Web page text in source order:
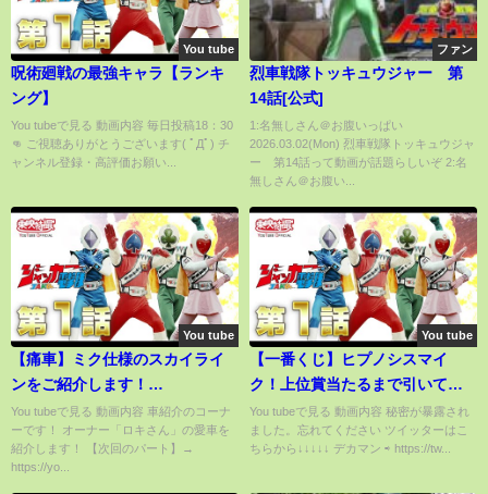
You tube
呪術廻戦の最強キャラ【ランキ
ング】
You tubeで見る 動画内容 毎日投稿18：30
👊 ご視聴ありがとうございます( ﾟДﾟ) チ
ャンネル登録・高評価お願い...
ファン
烈車戦隊トッキュウジャー 第
14話[公式]
1:名無しさん＠お腹いっぱい
2026.03.02(Mon) 烈車戦隊トッキュウジャ
ー 第14話って動画が話題らしいぞ 2:名
無しさん＠お腹い...
You tube
【痛車】ミク仕様のスカイライ
ンをご紹介します！
#2【NISSAN】/SKYLINE/ニス
モ/スポーツカー/カスタム/uras/
加速/ER34/日産
You tubeで見る 動画内容 車紹介のコーナ
ーです！ オーナー「ロキさん」の愛車を
紹介します！ 【次回のパート】→
https://yo...
You tube
【一番くじ】ヒプノシスマイ
ク！上位賞当たるまで引いてや
るぜ！あ、RAP対決あります。
（一番くじ、ヒプノシスマイ
ク、ヒプマイ、一番賞）
You tubeで見る 動画内容 秘密が暴露され
ました。忘れてください ツイッターはこ
ちらから↓↓↓↓↓ デカマン ⇨ https://tw...